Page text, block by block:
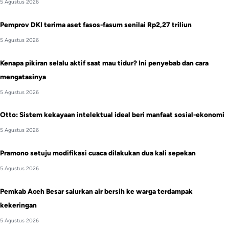
5 Agustus 2026
Pemprov DKI terima aset fasos-fasum senilai Rp2,27 triliun
5 Agustus 2026
Kenapa pikiran selalu aktif saat mau tidur? Ini penyebab dan cara
mengatasinya
5 Agustus 2026
Otto: Sistem kekayaan intelektual ideal beri manfaat sosial-ekonomi
5 Agustus 2026
Pramono setuju modifikasi cuaca dilakukan dua kali sepekan
5 Agustus 2026
Pemkab Aceh Besar salurkan air bersih ke warga terdampak
kekeringan
5 Agustus 2026